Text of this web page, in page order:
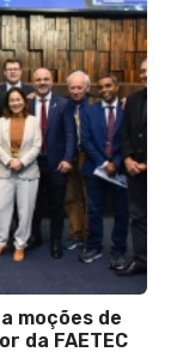
moções de
da FAETEC